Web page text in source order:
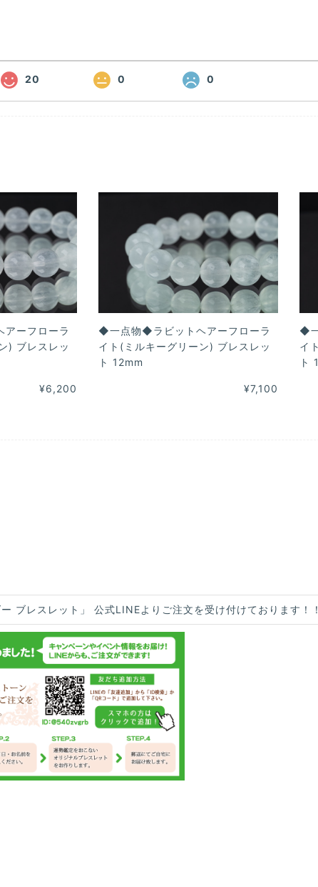
20 0 0
ーフローラ
) ブレスレッ
¥6,200
◆一点物◆ラビットヘアーフローラ
イト(ミルキーグリーン) ブレスレッ
ト 12mm
¥7,100
◆
イ
ト
ー ブレスレット」 公式LINEよりご注文を受け付けております！！